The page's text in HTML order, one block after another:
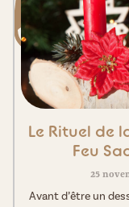
Le Rituel de
Feu
25
Avant d’être un